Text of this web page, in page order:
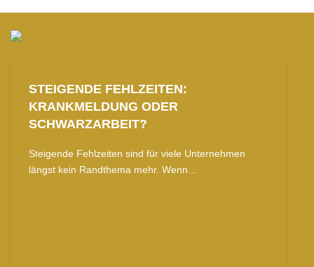
STEIGENDE FEHLZEITEN:
KRANKMELDUNG ODER
SCHWARZARBEIT?
Steigende Fehlzeiten sind für viele Unternehmen
längst kein Randthema mehr. Wenn…